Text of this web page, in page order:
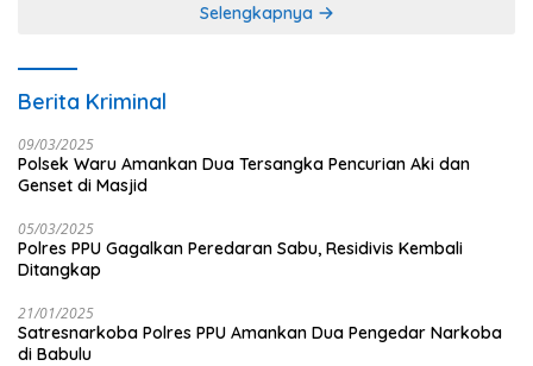
Selengkapnya
Berita Kriminal
09/03/2025
Polsek Waru Amankan Dua Tersangka Pencurian Aki dan
Genset di Masjid
05/03/2025
Polres PPU Gagalkan Peredaran Sabu, Residivis Kembali
Ditangkap
21/01/2025
Satresnarkoba Polres PPU Amankan Dua Pengedar Narkoba
di Babulu